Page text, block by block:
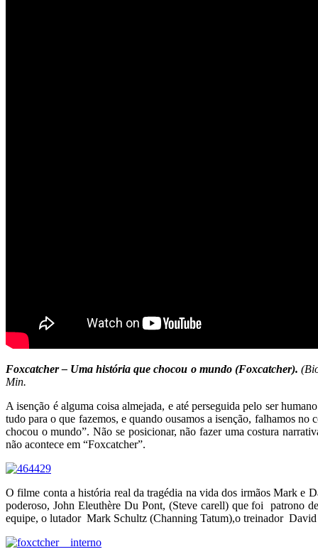
Foxcatcher – Uma história que chocou o mundo (Foxcatcher).
Min.
A isenção é alguma coisa almejada, e até perseguida pelo ser
tudo para o que fazemos, e quando ousamos a isenção, falhamos
chocou o mundo”. Não se posicionar, não fazer uma costura
não acontece em “Foxcatcher”.
O filme conta a história real da tragédia na vida dos irmãos Mark e
poderoso, John Eleuthère Du Pont, (Steve carell) que foi patrono
equipe, o lutador Mark Schultz (Channing Tatum),o treinador David